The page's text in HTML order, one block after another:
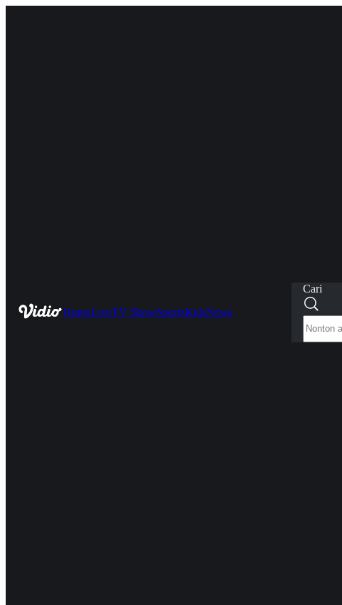
HomeLiveTV ShowSportsKidsNews
Cari